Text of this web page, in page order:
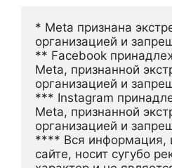
* Meta признана
организацией и
** Facebook
Meta, признанной
организацией и
*** Instagram
Meta, признанной
организацией и
**** Вся информация,
сайте, носит сугубо